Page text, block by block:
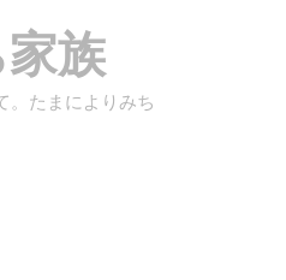
族
。たまによりみち